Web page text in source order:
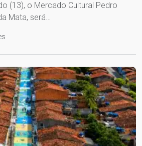
(13), o Mercado Cultural Pedro
Mata, será…